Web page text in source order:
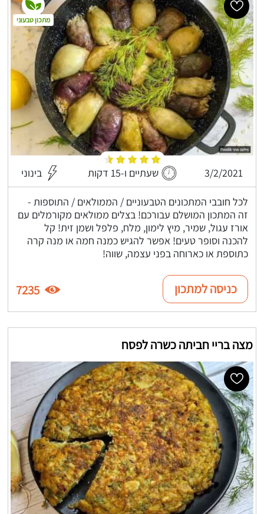
3/2/2021 שעתיים ו-15 דקות בינוני
לכל חובבי המתכונים הטבעוניים / הממולאים / התוספות -
זה המתכון המושלם עבורכם! בצלים ממולאים מקורמלים עם
אורז עגול, שמיר, מיץ לימון, מלח, פלפל ושמן זית! קל
להכנה וסופר טעים! אפשר להגיש כמנה חמה או מנה קרה
כתוספת או כארוחה בפני עצמה, שווה!
מתכון טבעוני
כניסה למתכון 7235
מצה בריי חביתה כשרה לפסח